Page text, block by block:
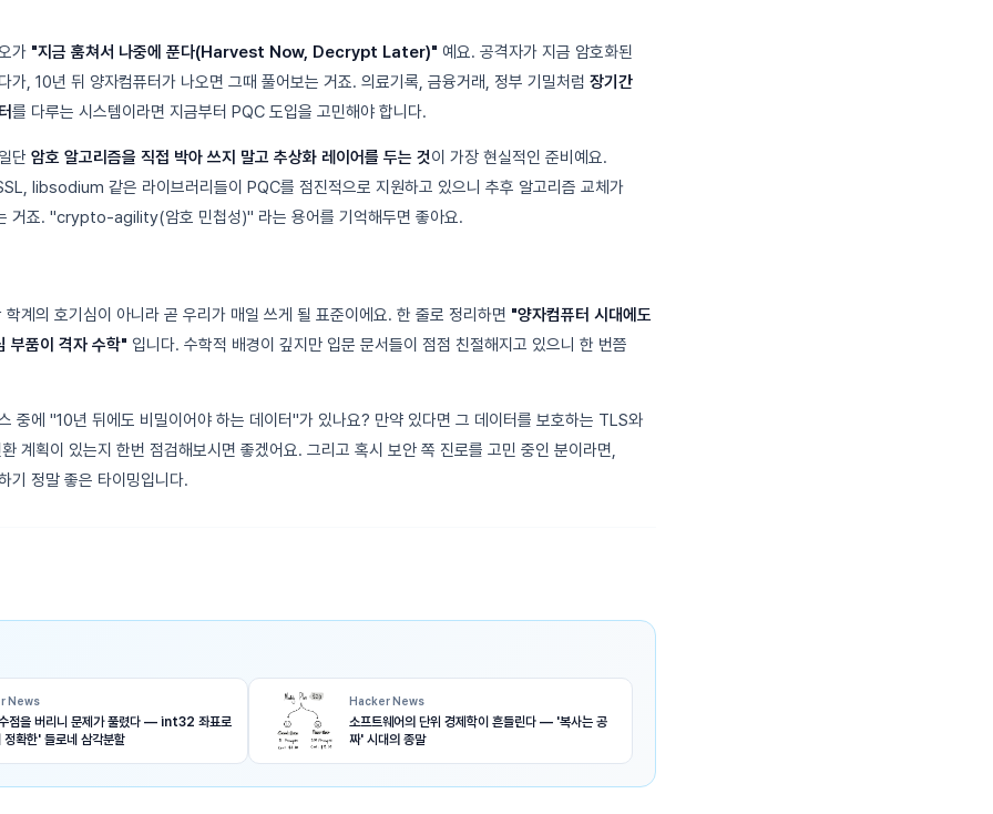
가 "지금 훔쳐서 나중에 푼다(Harvest Now, Decrypt Later)" 예요. 공격자가 지금 암호화된
가, 10년 뒤 양자컴퓨터가 나오면 그때 풀어보는 거죠. 의료기록, 금융거래, 정부 기밀처럼 장기간
를 다루는 시스템이라면 지금부터 PQC 도입을 고민해야 합니다.
단 암호 알고리즘을 직접 박아 쓰지 말고 추상화 레이어를 두는 것이 가장 현실적인 준비예요.
libsodium 같은 라이브러리들이 PQC를 점진적으로 지원하고 있으니 추후 알고리즘 교체가
거죠. "crypto-agility(암호 민첩성)" 라는 용어를 기억해두면 좋아요.
계의 호기심이 아니라 곧 우리가 매일 쓰게 될 표준이에요. 한 줄로 정리하면 "양자컴퓨터 시대에도
부품이 격자 수학" 입니다. 수학적 배경이 깊지만 입문 문서들이 점점 친절해지고 있으니 한 번쯤
중에 "10년 뒤에도 비밀이어야 하는 데이터"가 있나요? 만약 있다면 그 데이터를 보호하는 TLS와
계획이 있는지 한번 점검해보시면 좋겠어요. 그리고 혹시 보안 쪽 진로를 고민 중인 분이라면,
기 정말 좋은 타이밍입니다.
News
점을 버리니 문제가 풀렸다 — int32 좌표로
정확한' 들로네 삼각분할
Hacker News
소프트웨어의 단위 경제학이 흔들린다 — '복사는 공
짜' 시대의 종말